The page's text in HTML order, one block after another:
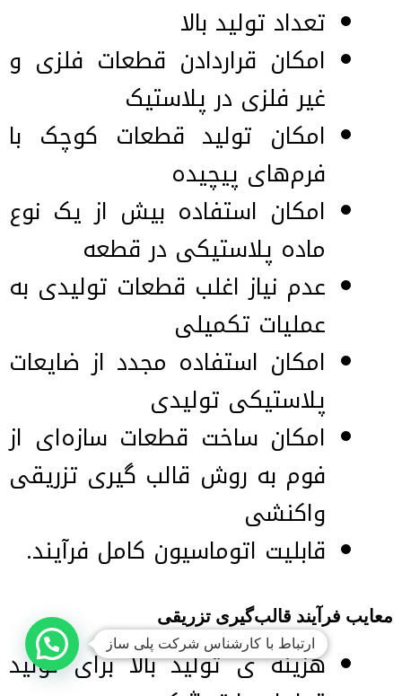
تعداد تولید بالا
امکان قراردادن قطعات فلزی و
غیر فلزی در پلاستیک
امکان تولید قطعات کوچک با
فرم‌های پیچیده
امکان استفاده بیش از یک نوع
ماده پلاستیکی در قطعه
عدم نیاز اغلب قطعات تولیدی به
عملیات تكمیلی
امكان استفاده مجدد از ضایعات
پلاستیكی تولیدی
امكان ساخت قطعات سازه‌ای از
فوم به روش قالب گیری تزریقی
واكنشی
قابلیت اتوماسیون کامل فرآیند.
معایب فرآیند قالب‌گیری تزریقی
هزینه ی تولید بالا برای تولید
ارتباط با کارشناس شرکت پلی ساز